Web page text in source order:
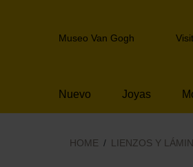
to
Header
Museo Van Gogh Visit
Nuevo Joyas
HOME LIENZOS Y